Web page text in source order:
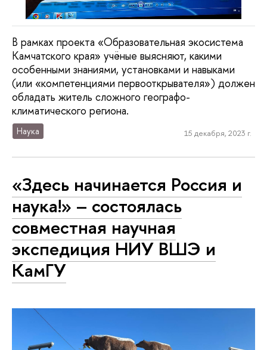
В рамках проекта «Образовательная экосистема
Камчатского края» учёные выясняют, какими
особенными знаниями, установками и навыками
(или «компетенциями первооткрывателя») должен
обладать житель сложного географо-
климатического региона.
Наука 15 декабря, 2023 г.
«Здесь начинается Россия и
наука!» ― состоялась
совместная научная
экспедиция НИУ ВШЭ и
КамГУ